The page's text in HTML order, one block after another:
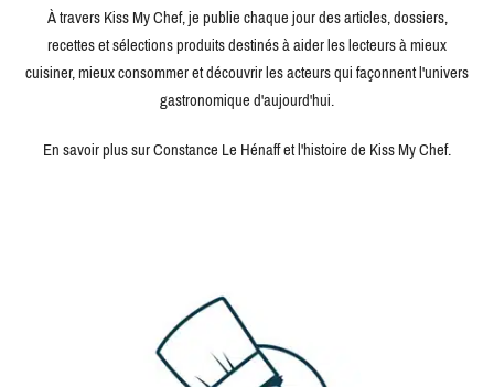
À travers Kiss My Chef, je publie chaque jour des articles, dossiers,
recettes et sélections produits destinés à aider les lecteurs à mieux
cuisiner, mieux consommer et découvrir les acteurs qui façonnent l'univers
gastronomique d'aujourd'hui.
En savoir plus sur Constance Le Hénaff et l'histoire de Kiss My Chef.